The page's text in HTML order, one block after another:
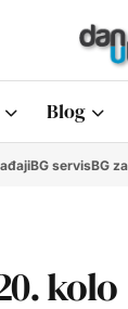
Blog
BG servisBG
kolo